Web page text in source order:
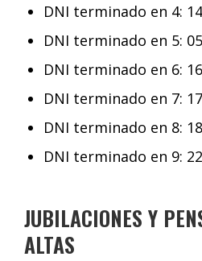
DNI terminado en 4:
DNI terminado en 5:
DNI terminado en 6:
DNI terminado en 7:
DNI terminado en 8:
DNI terminado en 9:
JUBILACIONES Y
ALTAS